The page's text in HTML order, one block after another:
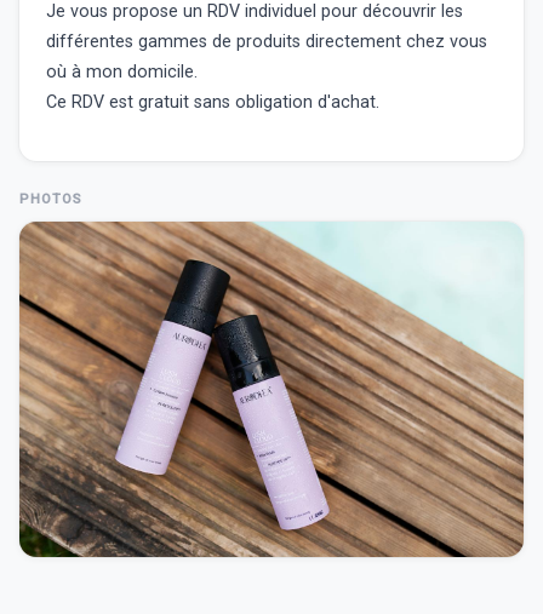
Je vous propose un RDV individuel pour découvrir les
différentes gammes de produits directement chez vous
où à mon domicile.
Ce RDV est gratuit sans obligation d'achat.
PHOTOS